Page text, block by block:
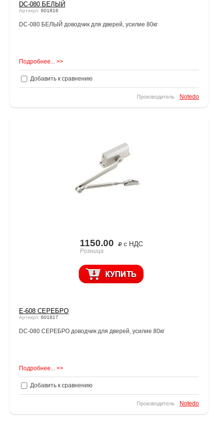
DC-080 БЕЛЫЙ
Артикул: 601816
DC-080 БЕЛЫЙ доводчик для дверей, усилие 80кг
Подробнее... >>
Добавить к сравнению
Производитель Notedo
1150.00 с НДС
Розница
E-608 СЕРЕБРО
Артикул: 601817
DC-080 СЕРЕБРО доводчик для дверей, усилие 80кг
Подробнее... >>
Добавить к сравнению
Производитель Notedo